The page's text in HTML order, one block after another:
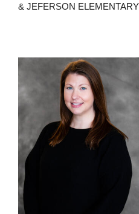
& JEFERSON ELEMENTARY